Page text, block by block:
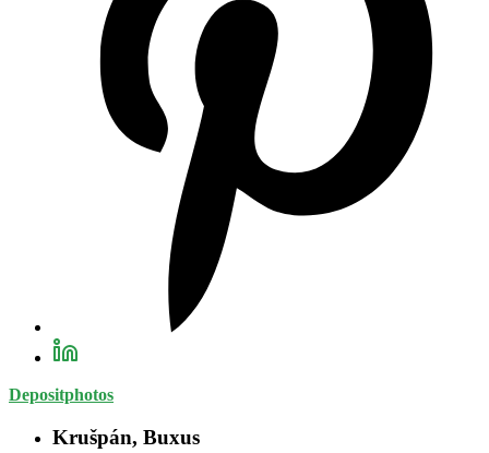
Depositphotos
Krušpán, Buxus